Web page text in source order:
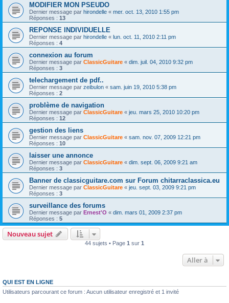
MODIFIER MON PSEUDO
Dernier message par hirondelle « mer. oct. 13, 2010 1:55 pm
Réponses : 13
REPONSE INDIVIDUELLE
Dernier message par hirondelle « lun. oct. 11, 2010 2:11 pm
Réponses : 4
connexion au forum
Dernier message par ClassicGuitare « dim. juil. 04, 2010 9:32 pm
Réponses : 3
telechargement de pdf..
Dernier message par zeibulon « sam. juin 19, 2010 5:38 pm
Réponses : 2
problème de navigation
Dernier message par ClassicGuitare « jeu. mars 25, 2010 10:20 pm
Réponses : 12
gestion des liens
Dernier message par ClassicGuitare « sam. nov. 07, 2009 12:21 pm
Réponses : 10
laisser une annonce
Dernier message par ClassicGuitare « dim. sept. 06, 2009 9:21 am
Réponses : 3
Banner de classicguitare.com sur Forum chitarraclassica.eu
Dernier message par ClassicGuitare « jeu. sept. 03, 2009 9:21 pm
Réponses : 3
surveillance des forums
Dernier message par Ernest'O « dim. mars 01, 2009 2:37 pm
Réponses : 5
Nouveau sujet
44 sujets • Page 1 sur 1
Aller à
QUI EST EN LIGNE
Utilisateurs parcourant ce forum : Aucun utilisateur enregistré et 1 invité